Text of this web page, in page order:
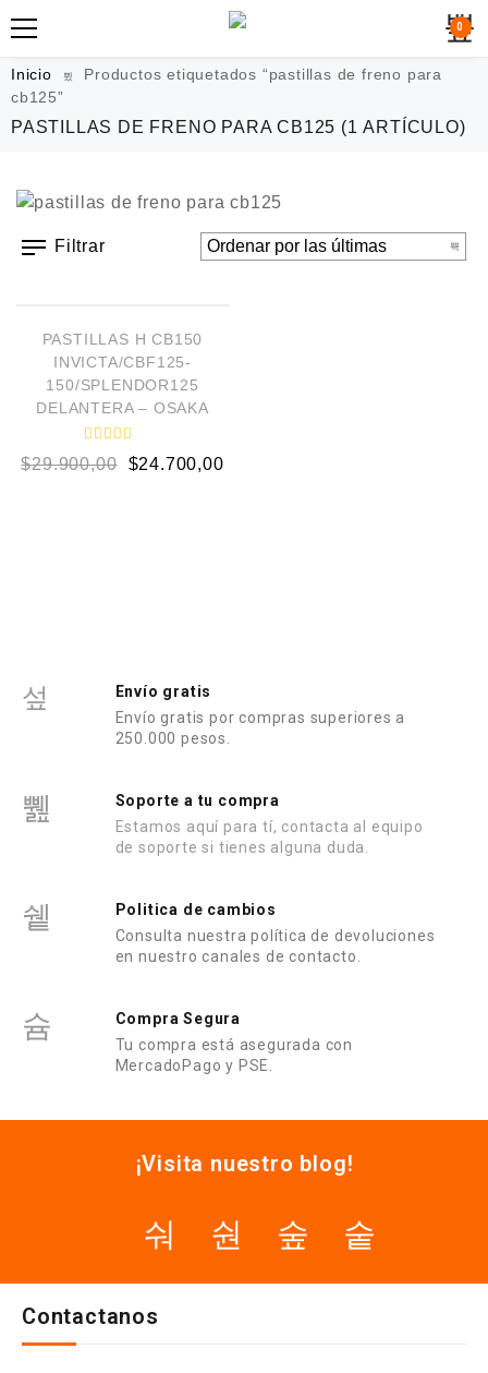
0
Inicio
Productos etiquetados “pastillas de freno para
cb125”
PASTILLAS DE FRENO PARA CB125 (1 ARTÍCULO)
Filtrar
PASTILLAS H CB150
INVICTA/CBF125-
150/SPLENDOR125
DELANTERA – OSAKA
V
a
$29.900,00 $24.700,00
Envío gratis
Envío gratis por compras superiores a
250.000 pesos.
Soporte a tu compra
Estamos aquí para tí, contacta al equipo
de soporte si tienes alguna duda.
Politica de cambios
Consulta nuestra política de devoluciones
en nuestro canales de contacto.
Compra Segura
Tu compra está asegurada con
MercadoPago y PSE.
¡Visita nuestro blog!
Contactanos